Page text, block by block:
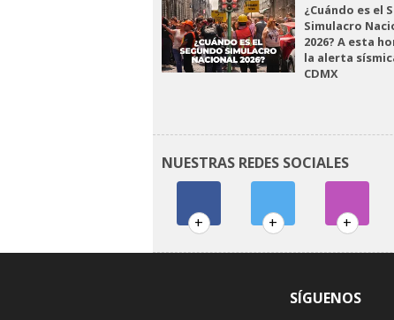
¿Cuándo es el
Simulacro
2026? A esta
la alerta
CDMX
NUESTRAS REDES SOCIALES
+ + +
SÍGUENOS